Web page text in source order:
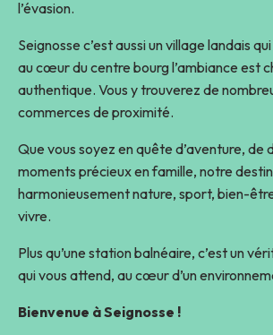
l’évasion.
Seignosse c’est aussi un village landais
au cœur du centre bourg l’ambiance est
authentique. Vous y trouverez de
commerces de proximité.
Que vous soyez en quête d’aventure, de
moments précieux en famille, notre
harmonieusement nature, sport, bien-
vivre.
Plus qu’une station balnéaire, c’est un
qui vous attend, au cœur d’un
Bienvenue à Seignosse !